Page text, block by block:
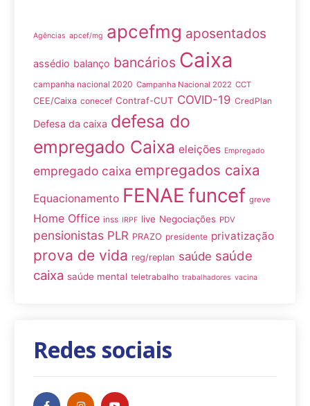
Agências apcef/mg apcefmg aposentados
assédio balanço bancários Caixa
campanha nacional 2020 Campanha Nacional 2022 CCT
CEE/Caixa conecef Contraf-CUT COVID-19 CredPlan
Defesa da caixa defesa do
empregado Caixa eleições Empregado
empregado caixa empregados caixa
Equacionamento FENAE funcef greve
Home Office inss IRPF live Negociações PDV
pensionistas PLR PRAZO presidente privatização
prova de vida reg/replan saúde saúde
caixa saúde mental teletrabalho trabalhadores vacina
Redes sociais